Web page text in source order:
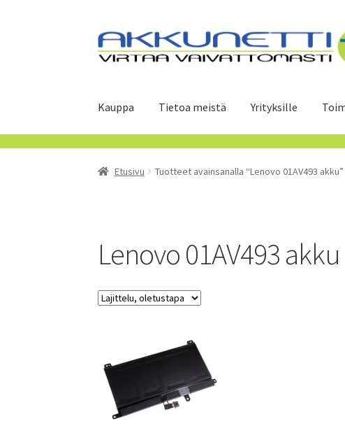
Siirry
navigointiin
Siirry
sisältöön
Kauppa Tietoa meistä Yrityksille
Etusivu Tuotteet avainsanalla “Lenovo 01AV493 akku”
Lenovo 01AV493 akku